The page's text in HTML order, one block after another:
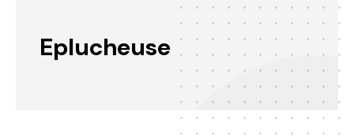
Eplucheuse